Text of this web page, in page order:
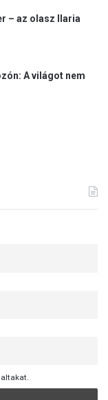
– az olasz Ilaria
A világot nem